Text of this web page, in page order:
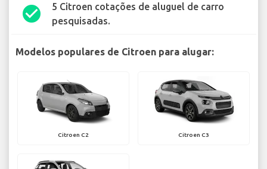
check_circle
5 Citroen cotações de aluguel de carro
pesquisadas.
Modelos populares de Citroen para alugar:
Citroen C2 Citroen C3